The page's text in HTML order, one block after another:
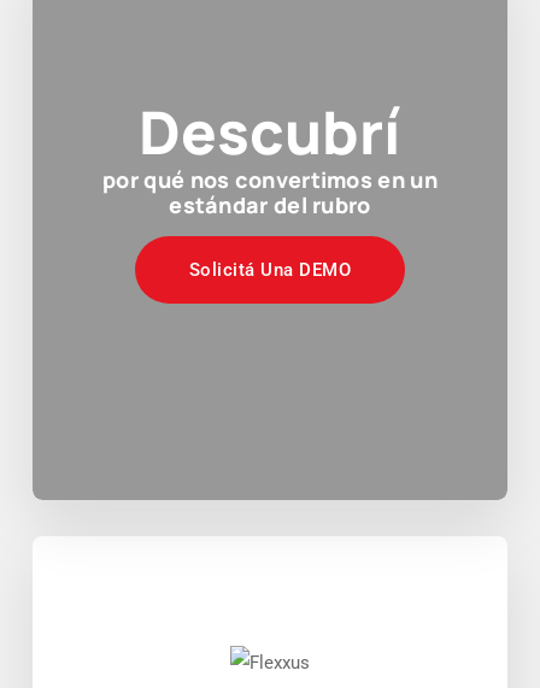
Descubrí
por qué nos convertimos en un
estándar del rubro
Solicitá Una DEMO